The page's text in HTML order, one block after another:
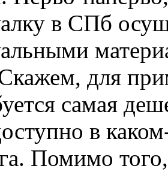
в СПб
для
самая
в
Помимо